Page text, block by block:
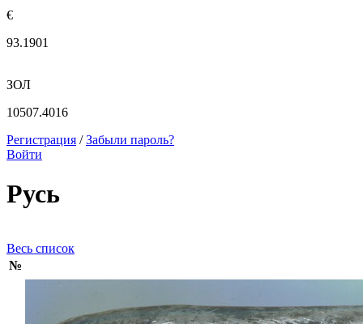
€
93.1901
ЗОЛ
10507.4016
Регистрация / Забыли пароль?
Войти
Русь
Весь список
№